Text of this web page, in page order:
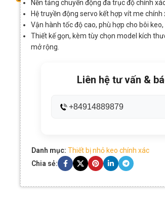
Nền tảng chuyển động đa trục độ chính
Hệ truyền động servo kết hợp vít me
Vận hành tốc độ cao, phù hợp cho bôi
Thiết kế gọn, kèm tùy chọn model kích
mở rộng.
Liên hệ tư vấn &
+84914889879
Danh mục: Thiết bị nhỏ keo chính xác
Chia sẻ: